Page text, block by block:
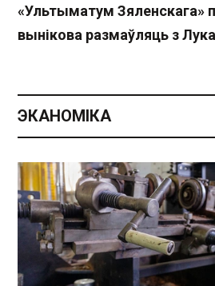
«Ультыматум Зяленскага»
вынікова размаўляць з
ЭКАНОМІКА